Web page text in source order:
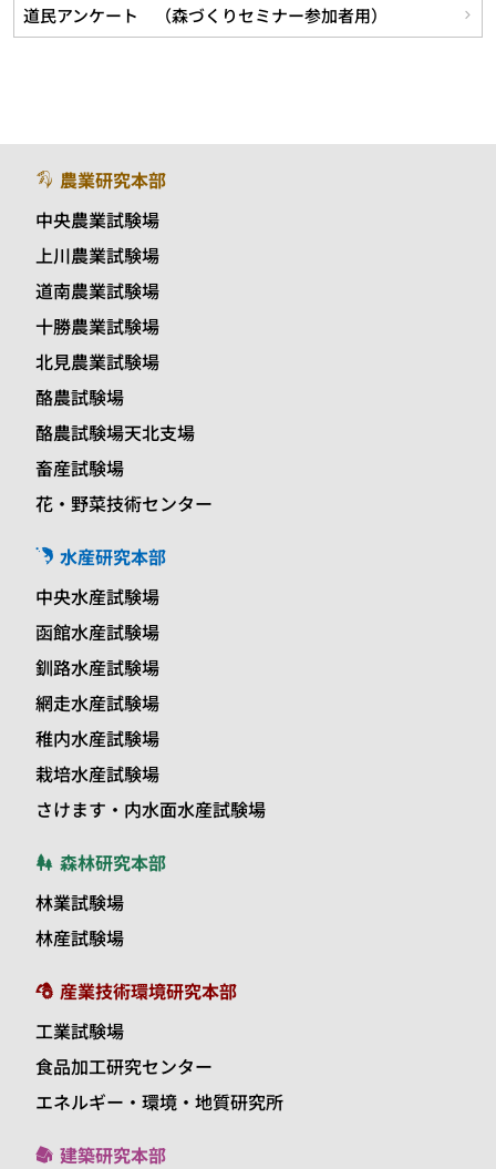
道民アンケート （森づくりセミナー参加者用）
農業研究本部
中央農業試験場
上川農業試験場
道南農業試験場
十勝農業試験場
北見農業試験場
酪農試験場
酪農試験場天北支場
畜産試験場
花・野菜技術センター
水産研究本部
中央水産試験場
函館水産試験場
釧路水産試験場
網走水産試験場
稚内水産試験場
栽培水産試験場
さけます・内水面水産試験場
森林研究本部
林業試験場
林産試験場
産業技術環境研究本部
工業試験場
食品加工研究センター
エネルギー・環境・地質研究所
建築研究本部